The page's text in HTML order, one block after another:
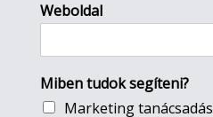
Weboldal
Miben tudok segíteni?
Marketing tanácsadás